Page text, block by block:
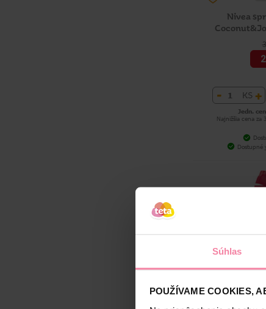
Súhlas
POUŽÍVAME COOKIES,
Nivea
- KS +
Jedn.
Najnižšia cena za
Dostupné
Essence